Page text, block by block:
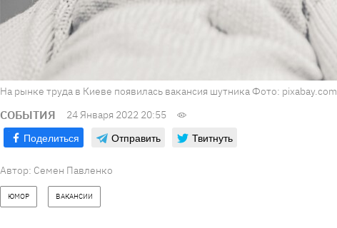
На рынке труда в Киеве появилась вакансия шутника Фото: pixabay.com
СОБЫТИЯ 24 Января 2022 20:55
Поделиться Отправить Твитнуть
Автор: Семен Павленко
ЮМОР ВАКАНСИИ